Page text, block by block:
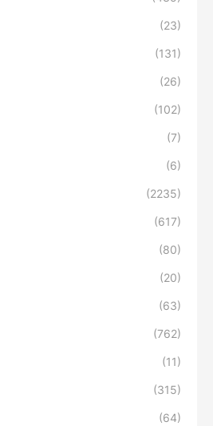
(23)
(131)
(26)
(102)
(7)
(6)
(2235)
(617)
(80)
(20)
(63)
(762)
(11)
(315)
(64)